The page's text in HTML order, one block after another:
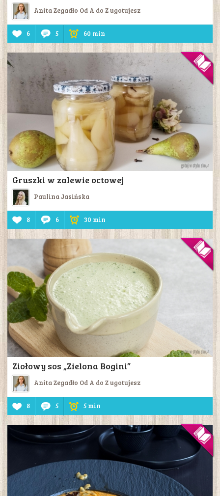
Anita Zegadło Od A do Z ugotujesz
6 5 60 min
Gruszki w zalewie octowej
Paulina Jasińska
8 6 30 min
Ziołowy sos „Zielona Bogini”
Anita Zegadło Od A do Z ugotujesz
8 5 5 min